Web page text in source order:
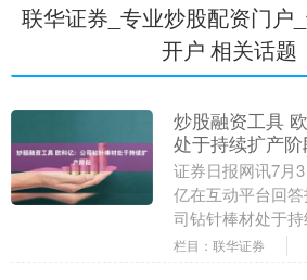
联华证券_专业炒股配资门户
开户 相关话题
炒股融资工具
处于持续扩产
证券日报网讯7月
亿在互动平台回
司钻针棒材处于
产能以公司正式披
栏目：联华证券